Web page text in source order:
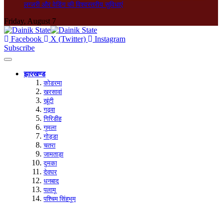
लग्जरी और वेडिंग की विश्वस्तरीय सुविधाएं
Friday, August 7
Facebook X (Twitter)
Instagram
Subscribe
झारखण्ड
कोडरमा
खरसावां
खूंटी
गढ़वा
गिरिडीह
गुमला
गोड्डा
चतरा
जामताड़ा
दुमका
देवघर
धनबाद
पलामू
पश्चिम सिंहभूम